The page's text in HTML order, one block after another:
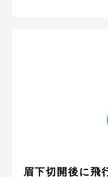
眉下切開後に飛